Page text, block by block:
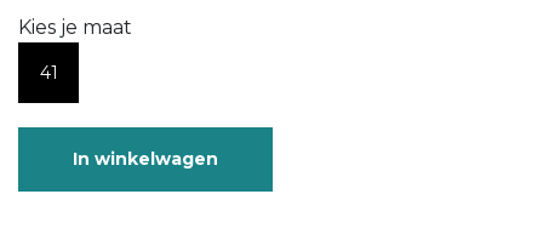
Kies je maat
41
In winkelwagen